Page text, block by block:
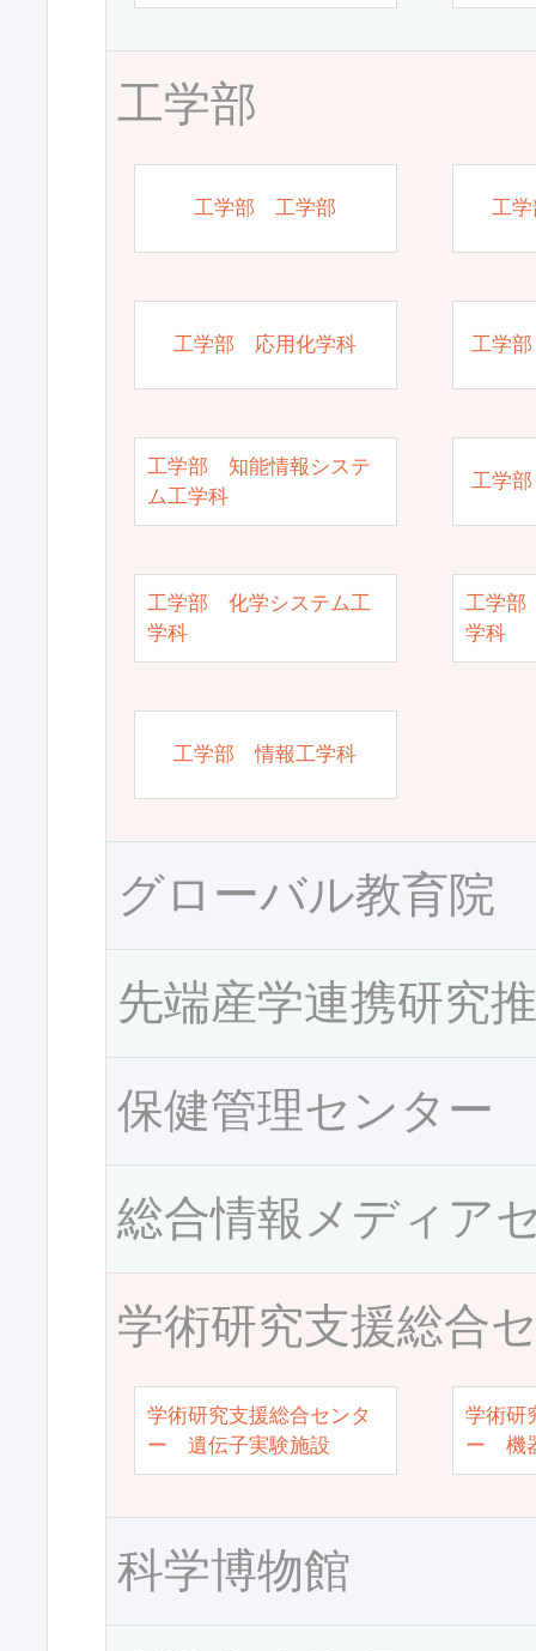
工学部
工学部 工学部 工
工学部 応用化学科 工学
工学部 知能情報システ
ム工学科
工学
工学部 化学システム工
学科
工学部
学科
工学部 情報工学科
グローバル教育院
先端産学連携研究
保健管理センター
総合情報メディア
学術研究支援総合
学術研究支援総合センタ
ー 遺伝子実験施設
学術研
ー 機
科学博物館